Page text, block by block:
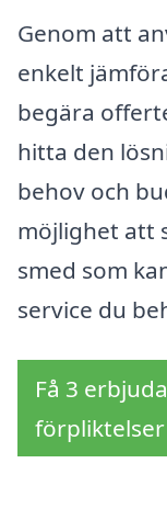
Genom att
enkelt
begära
hitta den
behov och
möjlighet att
smed som
service du
Få 3
förpliktelser